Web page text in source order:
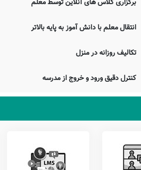
آموزشی، نگهداری کیف و کتاب دانش آموزان
آباد اسدخان، ارتباط مستقیم برقرار
به برگزاری آزمون های هماهنگ کشوری می
آزمون های مرآت، کانگورو، گاج، قلمچی،
به آدرس از محیط و ساختمان دبستان نامشخص
برگزاری کلاس های آنلاین توسط معلم
انتقال معلم با دانش آموز به پایه بالاتر
تکالیف روزانه در منزل
کنترل دقیق ورود و خروج از مدرسه